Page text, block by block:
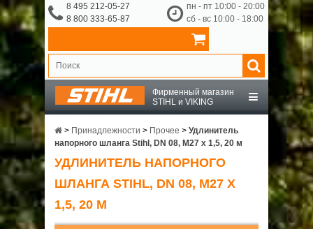
8 495 212-05-27
8 800 333-65-87
пн - пт 10:00 - 20:00
сб - вс 10:00 - 18:00
Фирменный магазин
STIHL и VIKING
STIHL
VIKING
OCHSENKOPF
> Принадлежности > Прочее > Удлинитель
напорного шланга Stihl, DN 08, M27 x 1,5, 20 м
УДЛИНИТЕЛЬ НАПОРНОГО
ШЛАНГА STIHL, DN 08, M27 X
1,5, 20 М